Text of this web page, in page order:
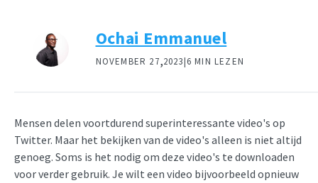
Ochai Emmanuel
NOVEMBER 27,2023|6 MIN LEZEN
Mensen delen voortdurend superinteressante video's op
Twitter. Maar het bekijken van de video's alleen is niet altijd
genoeg. Soms is het nodig om deze video's te downloaden
voor verder gebruik. Je wilt een video bijvoorbeeld opnieuw